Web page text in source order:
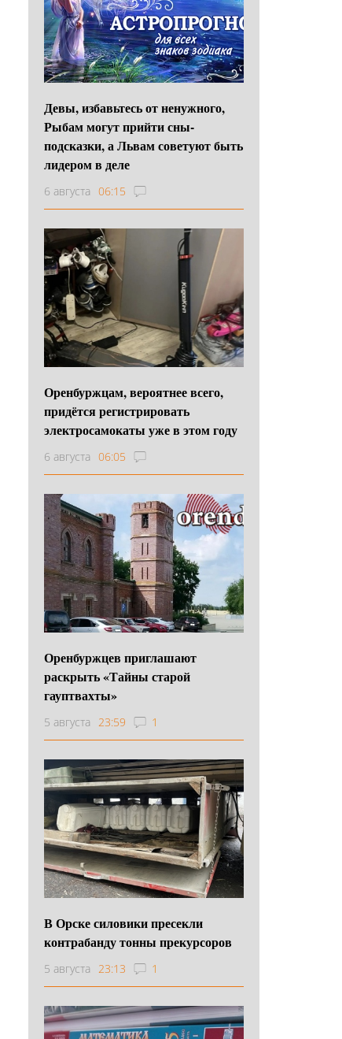
Девы, избавьтесь от ненужного,
Рыбам могут прийти сны-
подсказки, а Львам советуют быть
лидером в деле
6 августа 06:15
Оренбуржцам, вероятнее всего,
придётся регистрировать
электросамокаты уже в этом году
6 августа 06:05
Оренбуржцев приглашают
раскрыть «Тайны старой
гауптвахты»
5 августа 23:59 1
В Орске силовики пресекли
контрабанду тонны прекурсоров
5 августа 23:13 1